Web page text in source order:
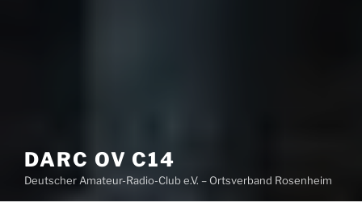
DARC OV C14
Deutscher Amateur-Radio-Club e.V. – Ortsverband Rosenheim